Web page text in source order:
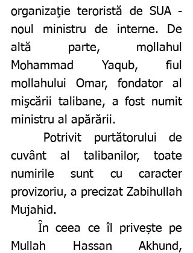
organizaţie teroristă de SUA -
noul ministru de interne. De
altă parte, mollahul
Mohammad Yaqub, fiul
mollahului Omar, fondator al
mişcării talibane, a fost numit
ministru al apărării.
	Potrivit
purtătorului de
cuvânt al talibanilor, toate
numirile sunt cu caracter
provizoriu, a precizat Zabihullah
Mujahid.
	În ceea ce îl privește pe
Mullah Hassan Akhund,